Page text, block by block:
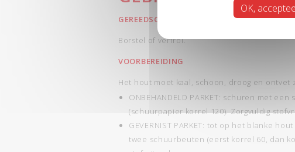
GEREEDSCHAP
Borstel of verfrol.
VOORBEREIDING
Het hout moet kaal, schoon, droog en ontvet
ONBEHANDELD PARKET: schuren met
(schuurpapier korrel 120). Zorgvuldig
GEVERNIST PARKET: tot op het blanke
twee schuurbeuten (eerst korrel 60, dan
OK,